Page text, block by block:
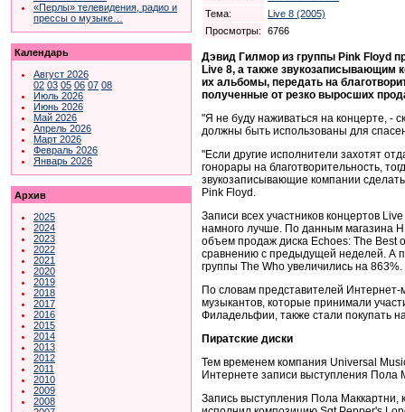
«Перлы» телевидения, радио и
прессы о музыке…
Календарь
Август 2026
02 03 05 06 07 08
Июль 2026
Июнь 2026
Май 2026
Апрель 2026
Март 2026
Февраль 2026
Январь 2026
Архив
2025
2024
2023
2022
2021
2020
2019
2018
2017
2016
2015
2014
2013
2012
2011
2010
2009
2008
Тема:
Live 8 (2005)
Просмотры:
6766
Дэвид Гилмор из группы Pink Floyd
Live 8, а также звукозаписывающим
их альбомы, передать на
полученные от резко выросших
"Я не буду наживаться на концерте, -
должны быть использованы для
"Если другие исполнители захотят
гонорары на благотворительность,
звукозаписывающие компании
Pink Floyd.
Записи всех участников концертов
намного лучше. По данным магазина
объем продаж диска Echoes: The Best
сравнению с предыдущей неделей. А
группы The Who увеличились на 863%.
По словам представителей Интернет-
музыкантов, которые принимали
Филадельфии, также стали покупать
Пиратские диски
Тем временем компания Universal
Интернете записи выступления Пола
Запись выступления Пола Маккартни,